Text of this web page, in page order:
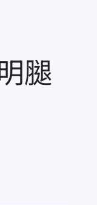
腿